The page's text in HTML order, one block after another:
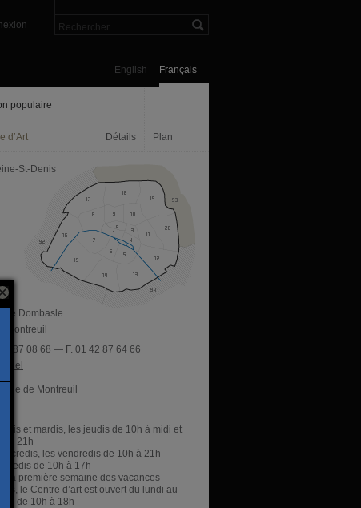
Français
English
populaire
d’Art Détails Plan
St-Denis
rue Dombasle
Montreuil
42 87 08 68 — F. 01 42 87 64 66
Mairie de Montreuil
et mardis, les jeudis de 10h à midi et
à 21h
les vendredis de 10h à 21h
de 10h à 17h
la première semaine des vacances
le Centre d’art est ouvert du lundi au
de 10h à 18h